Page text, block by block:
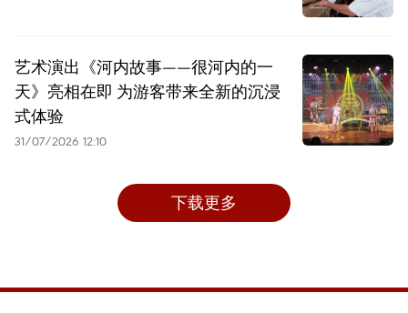
艺术演出《河内故事——很河内的一
天》亮相在即 为游客带来全新的沉浸
式体验
31/07/2026 12:10
下载更多